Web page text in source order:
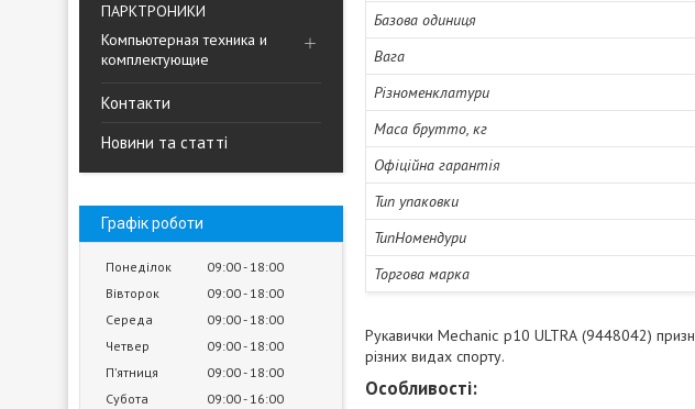
ПАРКТРОНИКИ
Компьютерная техника и
комплектующие
Контакти
Новини та статті
Графік роботи
Понеділок 09:00 18:00
Вівторок
09:00 18:00
Середа
09:00 18:00
Четвер
09:00 18:00
Пʼятниця
09:00 18:00
Субота
09:00 16:00
Базова одиниця
Вага
Різноменклатури
Маса брутто, кг
Офіційна гарантія
Тип упаковки
ТипНомендури
Торгова марка
Рукавички Mechanic р10 ULTRA (9448042)
різних видах спорту.
Особливості: